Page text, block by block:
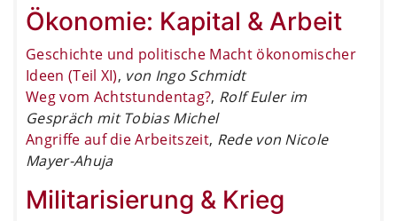
Ökonomie: Kapital & Arbeit
Geschichte und politische Macht ökonomischer
Ideen (Teil XI), von Ingo Schmidt
Weg vom Achtstundentag?, Rolf Euler im
Gespräch mit Tobias Michel
Angriffe auf die Arbeitszeit, Rede von Nicole
Mayer-Ahuja
Militarisierung & Krieg